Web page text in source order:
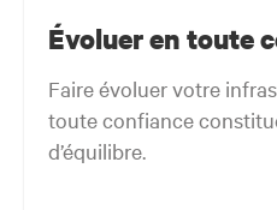
Évoluer en toute
Faire évoluer votre
toute confiance
d’équilibre.